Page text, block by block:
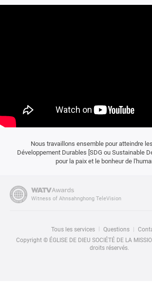
Nous travaillons ensemble pour atteindre
Développement Durables [SDG ou Sustainable
pour la paix et le bonheur de
Witness of Ahnsahnghong TeleVision
Tous les services Questions
Copyright © ÉGLISE DE DIEU SOCIÉTÉ DE LA
droits réservés.